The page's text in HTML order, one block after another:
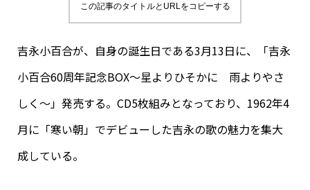
この記事のタイトルとURLをコピーする
吉永小百合が、自身の誕生日である3月13日に、「吉永
小百合60周年記念BOX～星よりひそかに 雨よりやさ
しく～」発売する。CD5枚組みとなっており、1962年4
月に「寒い朝」でデビューした吉永の歌の魅力を集大
成している。